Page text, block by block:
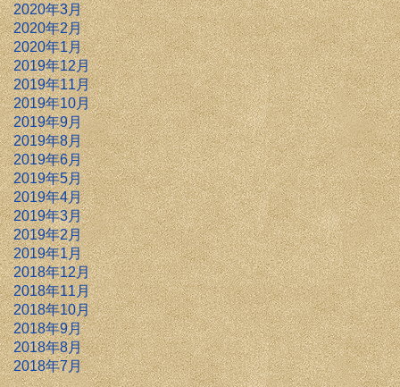
2020年3月
2020年2月
2020年1月
2019年12月
2019年11月
2019年10月
2019年9月
2019年8月
2019年6月
2019年5月
2019年4月
2019年3月
2019年2月
2019年1月
2018年12月
2018年11月
2018年10月
2018年9月
2018年8月
2018年7月